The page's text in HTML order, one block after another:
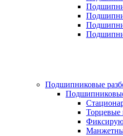
Подшипниковые